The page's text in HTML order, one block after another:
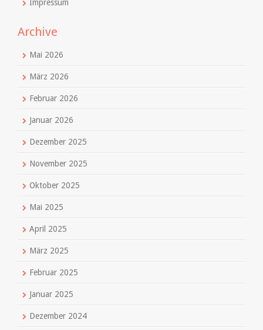
Impressum
Archive
Mai 2026
März 2026
Februar 2026
Januar 2026
Dezember 2025
November 2025
Oktober 2025
Mai 2025
April 2025
März 2025
Februar 2025
Januar 2025
Dezember 2024